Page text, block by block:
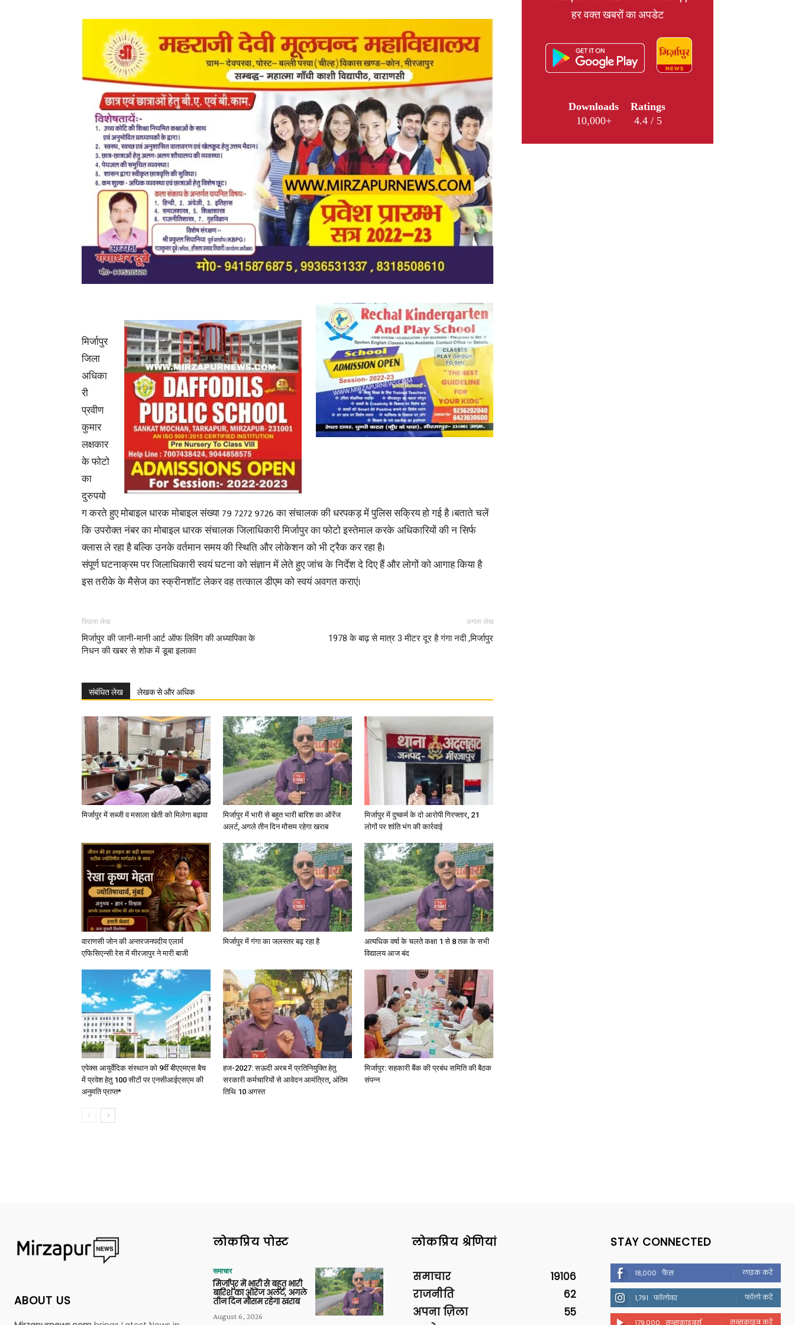
News,
Latest
News
Hindi,
Hindi
मिर्जापुर
जिला
अधिका
री
प्रवीण
कुमार
लक्षकार
के फोटो
का
दुरुपयो
ग करते हुए मोबाइल धारक मोबाइल संख्या 79 7272 9726 का संचालक की धरपकड़ में पुलिस सक्रिय हो गई है ।बताते चलें
कि उपरोक्त नंबर का मोबाइल धारक संचालक जिलाधिकारी मिर्जापुर का फोटो इस्तेमाल करके अधिकारियों की न सिर्फ
क्लास ले रहा है बल्कि उनके वर्तमान समय की स्थिति और लोकेशन को भी ट्रैक कर रहा है।
संपूर्ण घटनाक्रम पर जिलाधिकारी स्वयं घटना को संज्ञान में लेते हुए जांच के निर्देश दे दिए हैं और लोगों को आगाह किया है
इस तरीके के मैसेज का स्क्रीनशॉट लेकर वह तत्काल डीएम को स्वयं अवगत कराएं।
पिछला लेख
मिर्जापुर की जानी-मानी आर्ट ऑफ लिविंग की अध्यापिका के
निधन की खबर से शोक में डूबा इलाका
अगला लेख
1978 के बाढ़ से मात्र 3 मीटर दूर है गंगा नदी ,मिर्जापुर
संबंधित लेख लेखक से और अधिक
मिर्जापुर में सब्जी व मसाला खेती को मिलेगा बढ़ावा
मिर्जापुर में भारी से बहुत भारी बारिश का ऑरेंज
अलर्ट, अगले तीन दिन मौसम रहेगा खराब
मिर्जापुर में दुष्कर्म के दो आरोपी गिरफ्तार, 21
लोगों पर शांति भंग की कार्रवाई
वाराणसी जोन की अन्तरजनपदीय एलार्म
एफिसिएन्सी रेस में मीरजापुर ने मारी बाजी
मिर्जापुर में गंगा का जलस्तर बढ़ रहा है
अत्यधिक वर्षा के चलते कक्षा 1 से 8 तक के सभी
विद्यालय आज बंद
एपेक्स आयुर्वेदिक संस्थान को 9वीं बीएएमएस बैच
में प्रवेश हेतु 100 सीटों पर एनसीआईएसएम की
अनुमति प्राप्त*
हज-2027: सऊदी अरब में प्रतिनियुक्ति हेतु
सरकारी कर्मचारियों से आवेदन आमंत्रित, अंतिम
तिथि 10 अगस्त
मिर्जापुर: सहकारी बैंक की प्रबंध समिति की बैठक
संपन्न
हर वक्त खबरों का अपडेट
Downloads
10,000+
Ratings
4.4 / 5
ABOUT US
लोकप्रिय पोस्ट
समाचार
मिर्जापुर में भारी से बहुत भारी
बारिश का ऑरेंज अलर्ट, अगले
तीन दिन मौसम रहेगा खराब
August 6, 2026
लोकप्रिय श्रेणियां
समाचार
19106
राजनीति
62
अपना ज़िला
55
STAY CONNECTED
18,000 फैंस लाइक करें
1,791 फॉलोवर फॉलो करें
179,000 सब्सक्राइबर्स सब्सक्राइब करें